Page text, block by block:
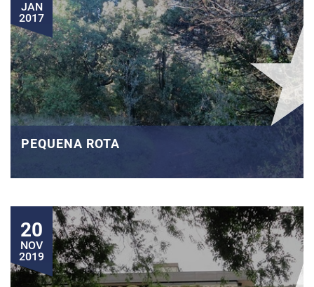
JAN
2017
PEQUENA ROTA
20
NOV
2019